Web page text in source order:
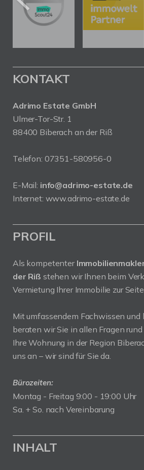
KONTAKT
Adrimo Estate GmbH
Ulmer-Tor-Str. 1
88400 Biberach an der Riß
Telefon: 07351-580956-0
E-Mail: info@adrimo-estate.de
Internet: www.adrimo-estate.de
PROFIL
Als kompetenter
der Riß stehen wir Ihnen beim
Vermietung Ihrer Immobilie zur
Mit umfassendem Fachwissen und
beraten wir Sie in allen Fragen rund
Ihre Wohnung in der Region
uns an – wir sind für Sie da.
Bürozeiten:
Montag - Freitag 9:00 - 19:00 Uhr
Sa. + So. nach Vereinbarung
INHALT